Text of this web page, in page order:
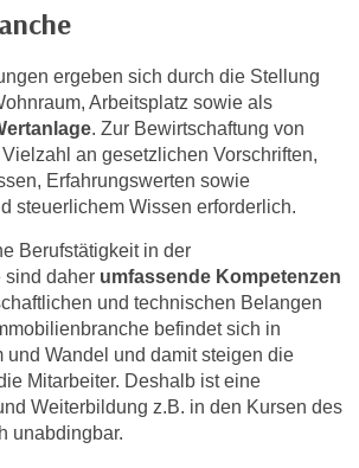
ergeben sich durch die Stellung
Arbeitsplatz sowie als
. Zur Bewirtschaftung von
an gesetzlichen Vorschriften,
Erfahrungswerten sowie
steuerlichem Wissen erforderlich.
Berufstätigkeit in der
sind daher umfassende Kompetenzen
und technischen Belangen
befindet sich in
und Wandel und damit steigen die
Mitarbeiter. Deshalb ist eine
Weiterbildung z.B. in den Kursen des
unabdingbar.